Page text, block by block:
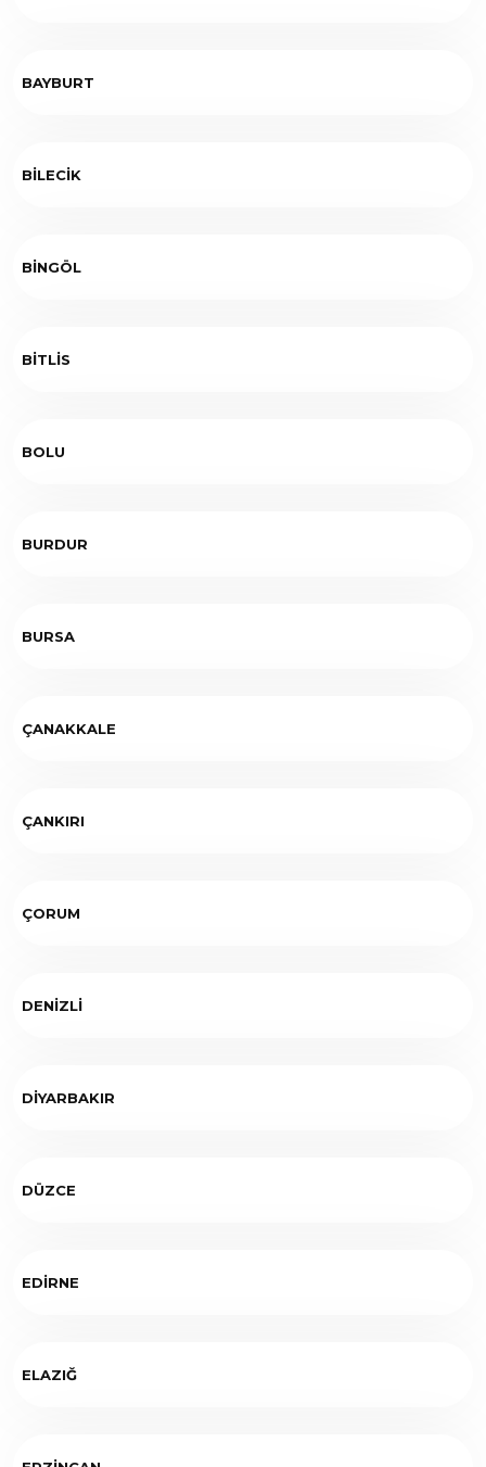
BAYBURT
BİLECİK
BİNGÖL
BİTLİS
BOLU
BURDUR
BURSA
ÇANAKKALE
ÇANKIRI
ÇORUM
DENİZLİ
DİYARBAKIR
DÜZCE
EDİRNE
ELAZIĞ